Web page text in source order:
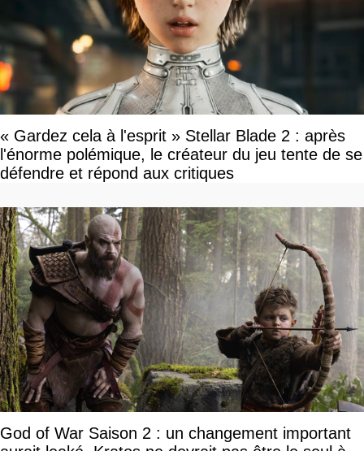
« Gardez cela à l'esprit » Stellar Blade 2 : après
l'énorme polémique, le créateur du jeu tente de se
défendre et répond aux critiques
God of War Saison 2 : un changement important